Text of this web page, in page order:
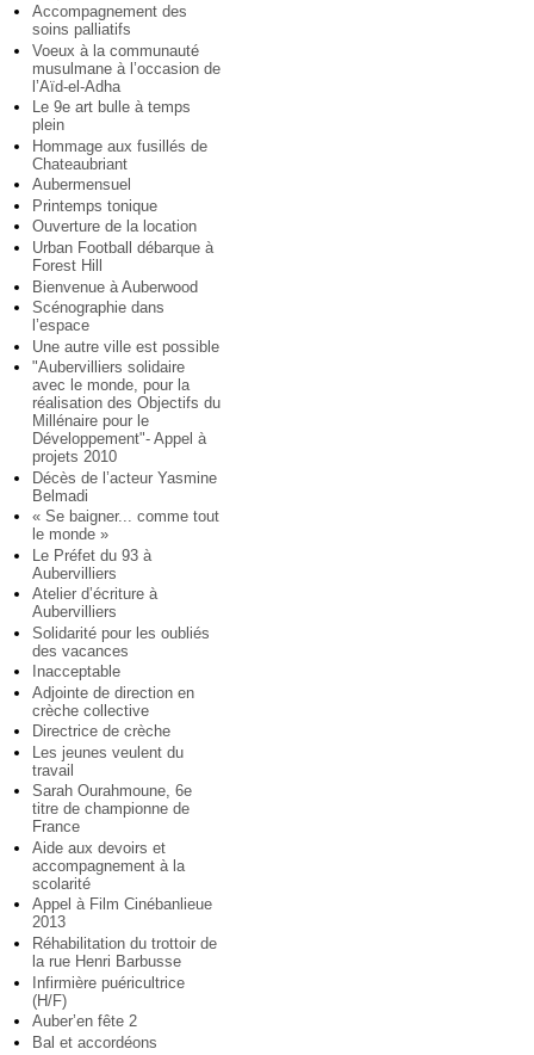
Accompagnement des
soins palliatifs
Voeux à la communauté
musulmane à l’occasion de
l’Aïd-el-Adha
Le 9e art bulle à temps
plein
Hommage aux fusillés de
Chateaubriant
Aubermensuel
Printemps tonique
Ouverture de la location
Urban Football débarque à
Forest Hill
Bienvenue à Auberwood
Scénographie dans
l’espace
Une autre ville est possible
"Aubervilliers solidaire
avec le monde, pour la
réalisation des Objectifs du
Millénaire pour le
Développement"- Appel à
projets 2010
Décès de l’acteur Yasmine
Belmadi
« Se baigner... comme tout
le monde »
Le Préfet du 93 à
Aubervilliers
Atelier d’écriture à
Aubervilliers
Solidarité pour les oubliés
des vacances
Inacceptable
Adjointe de direction en
crèche collective
Directrice de crèche
Les jeunes veulent du
travail
Sarah Ourahmoune, 6e
titre de championne de
France
Aide aux devoirs et
accompagnement à la
scolarité
Appel à Film Cinébanlieue
2013
Réhabilitation du trottoir de
la rue Henri Barbusse
Infirmière puéricultrice
(H/F)
Auber’en fête 2
Bal et accordéons